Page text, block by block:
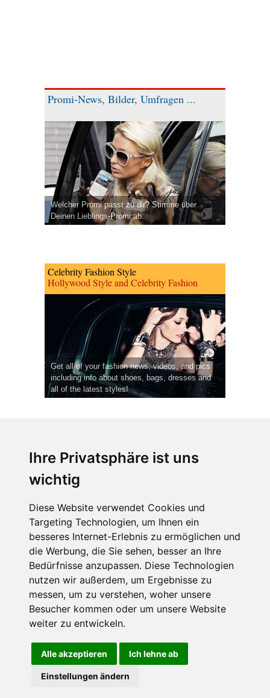
Ihre Privatsphäre ist uns
wichtig
Diese Website verwendet Cookies und
Targeting Technologien, um Ihnen ein
besseres Internet-Erlebnis zu ermöglichen und
die Werbung, die Sie sehen, besser an Ihre
Bedürfnisse anzupassen. Diese Technologien
nutzen wir außerdem, um Ergebnisse zu
messen, um zu verstehen, woher unsere
Besucher kommen oder um unsere Website
weiter zu entwickeln.
Alle akzeptieren Ich lehne ab
Einstellungen ändern
Promi-News, Bilder, Umfragen ...
Welcher Promi passt zu dir? Stimme über
Deinen Lieblings-Promi ab.
Celebrity Fashion Style
Hollywood Style and Celebrity Fashion
Get all of your fashion news, videos, and pics
including info about shoes, bags, dresses and
all of the latest styles!
CPost.org© 2013-2023 The Celebrity Post.
Terms of Use Privacy | Cookies Policy( Einstellungen ändern
About Us
Advertising
Contact Us
YouTube